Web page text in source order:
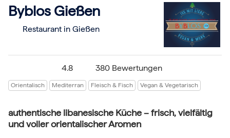
Für alle Geschenk-Gutscheine gilt:
Geschmackvoll und maximal flexibel!
Einlösbar für alle 10.000 Partner und 3 Jahre gültig
Das ideale Geschenk für alle Anlässe
Byblos Gießen
Restaurant in Gießen
4.8 380 Bewertungen
Orientalisch Mediterran Fleisch & Fisch Vegan & Vegetarisch
authentische libanesische Küche – frisch, vielfältig
und voller orientalischer Aromen